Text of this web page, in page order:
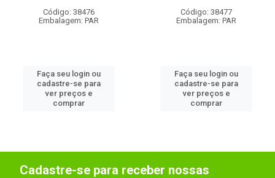
Código: 38476
Embalagem: PAR
Faça seu login ou
cadastre-se para
ver preços e
comprar
Código: 38477
Embalagem: PAR
Faça seu login ou
cadastre-se para
ver preços e
comprar
Cadastre-se para receber nossas